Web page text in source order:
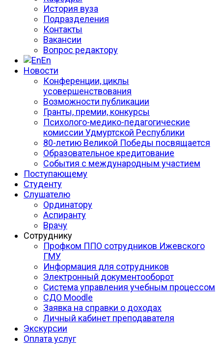
История вуза
Подразделения
Контакты
Вакансии
Вопрос редактору
En
Новости
Конференции, циклы
усовершенствования
Возможности публикации
Гранты, премии, конкурсы
Психолого-медико-педагогические
комиссии Удмуртской Республики
80-летию Великой Победы посвящается
Образовательное кредитование
События с международным участием
Поступающему
Студенту
Слушателю
Ординатору
Аспиранту
Врачу
Сотруднику
Профком ППО сотрудников Ижевского
ГМУ
Информация для сотрудников
Электронный документооборот
Система управления учебным процессом
СДО Moodle
Заявка на справки о доходах
Личный кабинет преподавателя
Экскурсии
Оплата услуг